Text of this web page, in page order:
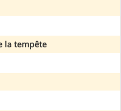
la tempête